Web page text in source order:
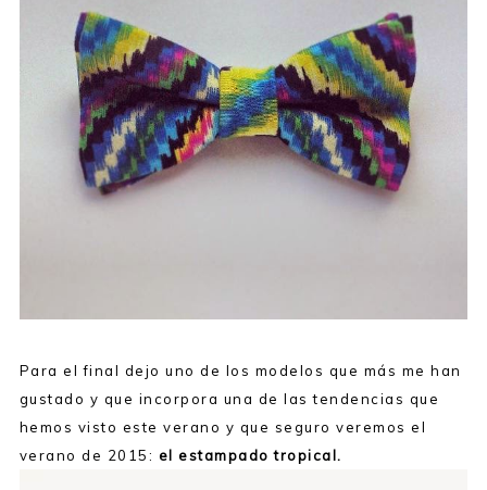
Para el final dejo uno de los modelos que más me han
gustado y que incorpora una de las tendencias que
hemos visto este verano y que seguro veremos el
verano de 2015: el estampado tropical.